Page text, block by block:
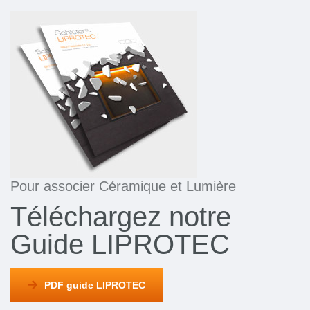
Pour associer Céramique et Lumière
Téléchargez notre
Guide LIPROTEC
PDF guide LIPROTEC